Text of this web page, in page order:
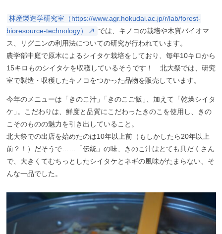
林産製造学研究室（https://www.agr.hokudai.ac.jp/r/lab/forest-
bioresource-technology）
では、キノコの栽培や木質バイオマ
ス、リグニンの利用法についての研究が行われています。
農学部中庭で原木によるシイタケ栽培をしており、毎年10キロから
15キロものシイタケを収穫しているそうです！ 北大祭では、研究
室で製造・収穫したキノコをつかった品物を販売しています。
今年のメニューは「きのこ汁」 「きのこご飯 」
、加えて「乾燥シイタ
ケ 」 。こだわりは、鮮度と品質にこだわったきのこを使用し、きの
こそのものの魅力を引き出していること。
北大祭での出店を始めたのは10年以上前（もしかしたら20年以上
前？！）だそうで……「伝統」の味、きのこ汁はとても具だくさん
で、大きくてむちっとしたシイタケとネギの風味がたまらない、そ
んな一品でした。